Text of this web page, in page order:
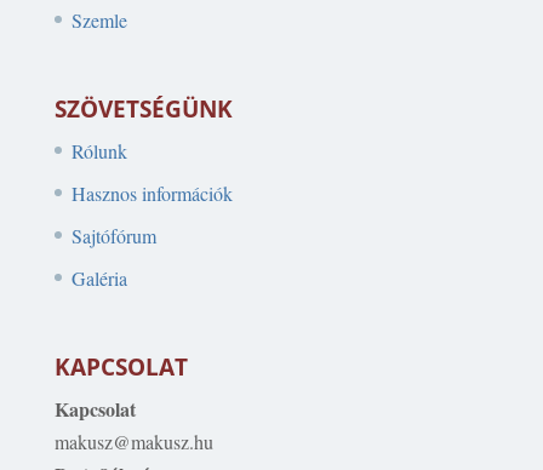
Szemle
SZÖVETSÉGÜNK
Rólunk
Hasznos információk
Sajtófórum
Galéria
KAPCSOLAT
Kapcsolat
makusz@makusz.hu